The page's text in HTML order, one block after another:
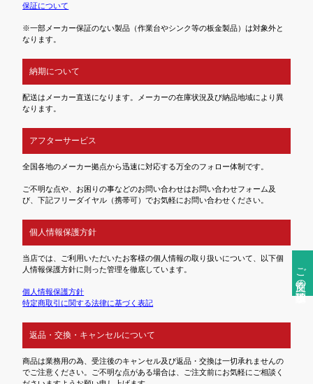
ご注文前の確認事項
保証について
※一部メーカー保証のない製品（作業台やシンク等の板金製品）は対象外と
なります。
納期について
配送はメーカー直送になります。メーカーの在庫状況及び納品地域により異
なります。
アフターサービス
全国各地のメーカー拠点から迅速に対応する万全のフォロー体制です。
ご不明な点や、お困りの事などのお問い合わせはお問い合わせフォーム及
び、下記フリーダイヤル（携帯可）でお気軽にお問い合わせください。
個人情報保護方針
当店では、ご利用いただいたお客様の個人情報の取り扱いについて、以下個
人情報保護方針に則った管理を徹底しています。
個人情報保護方針
特定商取引に関する法律に基づく表記
返品・交換・キャンセルについて
商品は業務用の為、受注後のキャンセル及び返品・交換は一切承れませんの
でご注意ください。ご不明な点がある場合は、ご注文前にお気軽にご相談く